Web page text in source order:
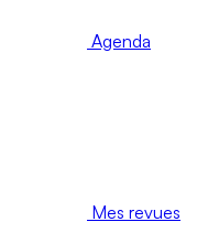
Agenda
Mes revues